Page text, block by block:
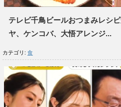
テレビ千鳥ビールおつまみレシ
ヤ、ケンコバ、大悟アレンジ...
カテゴリ: 食